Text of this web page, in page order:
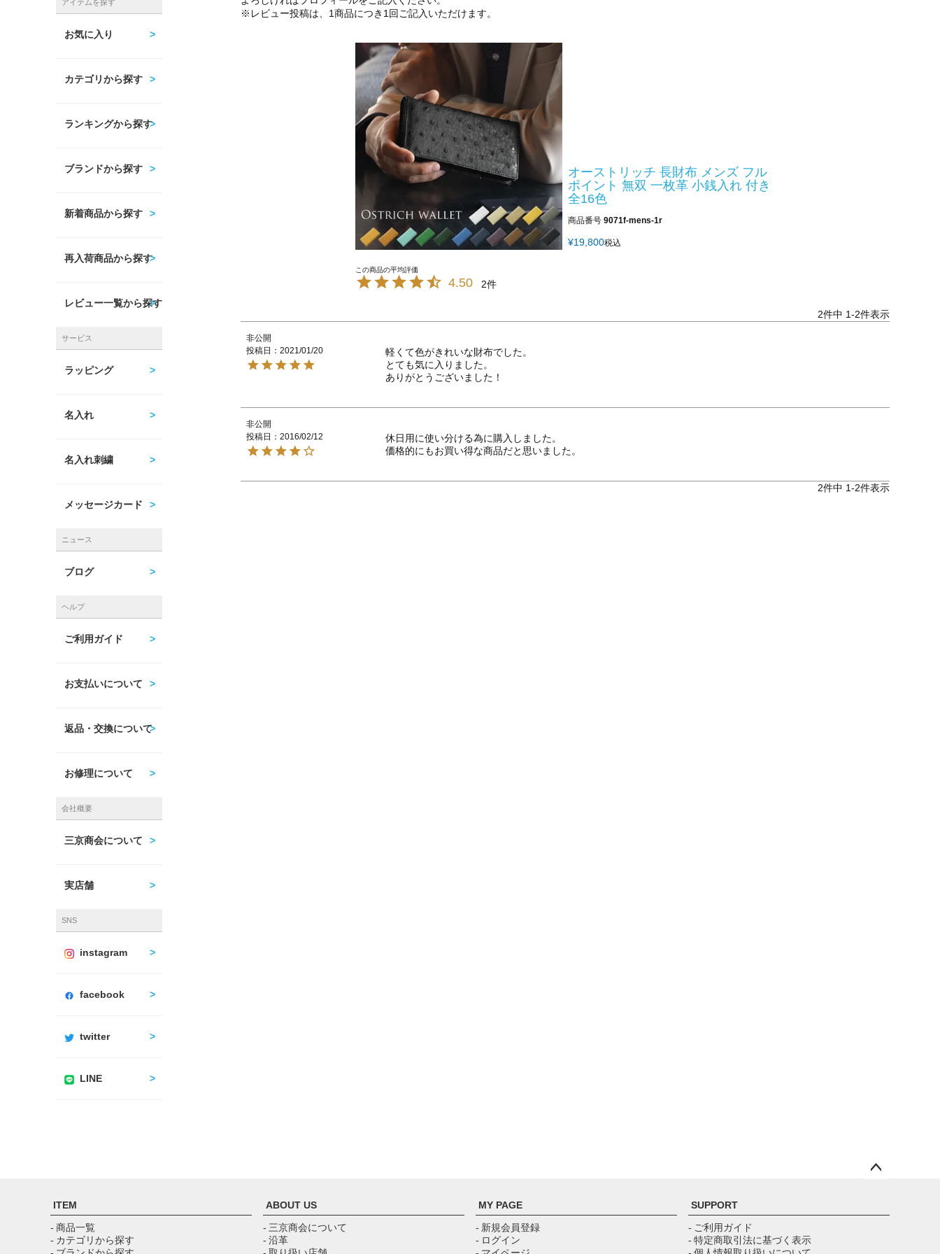
アイテムを探す
お気に入り
カテゴリから探す
ランキングから探す
ブランドから探す
新着商品から探す
再入荷商品から探す
レビュー一覧から探す
サービス
ラッピング
名入れ
名入れ刺繍
メッセージカード
ニュース
ブログ
ヘルプ
ご利用ガイド
お支払いについて
返品・交換について
お修理について
会社概要
三京商会について
実店舗
SNS
instagram
facebook
twitter
LINE
※レビュー投稿は、1商品につき1回ご記入いただけます。
オーストリッチ 長財布 メンズ フル
ポイント 無双 一枚革 小銭入れ 付き
全16色
商品番号 9071f-mens-1r
¥19,800税込
4.50 2
2件中 1-2件表示
非公開
投稿日
2021/01/20
軽くて色がきれいな財布でした。
とても気に入りました。
非公開
投稿日
2016/02/12
休日用に使い分ける為に購入しました。
価格的にもお買い得な商品だと思いました。
2件中 1-2件表示
ップ
ITEM
- 商品一覧
- カテゴリから探す
ABOUT US
- 三京商会について
- 沿革
MY PAGE
- 新規会員登録
- ログイン
SUPPORT
- ご利用ガイド
- 特定商取引法に基づく表示